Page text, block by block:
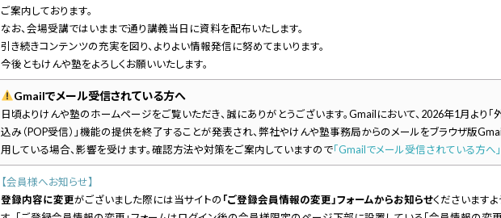
ご案内しております。
なお、会場受講ではいままで通り講義当日に資料を配布いたします。
引き続きコンテンツの充実を図り、よりよい情報発信に努めてまいります。
今後ともけんや塾をよろしくお願いいたします。
Gmailでメール受信されている方へ
日頃よりけんや塾のホームページをご覧いただき、誠にありがとうございます。Gmailにおいて、2026年1月より「
込み（POP受信）」機能の提供を終了することが発表され、弊社やけんや塾事務局からのメールをブラウザ版
用している場合、影響を受けます。確認方法や対策をご案内していますので「Gmailでメール受信されている方へ」
【会員様へお知らせ】
登録内容に変更がございました際には当サイトの 「ご登録会員情報の変更」フォームからお知らせくださいますよ